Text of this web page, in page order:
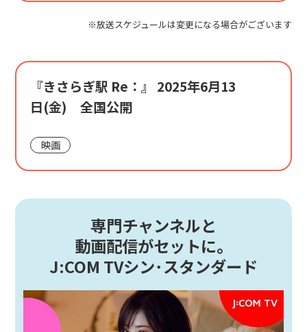
※放送スケジュールは変更になる場合がございます
『きさらぎ駅 Re：』 2025年6月13
日(金) 全国公開
映画
専門チャンネルと
動画配信がセットに。
J:COM TVシン･スタンダード